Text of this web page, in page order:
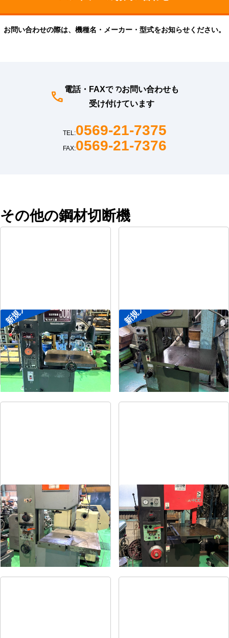
お問い合わせの際は、機種名・メーカー・型式をお知らせください。
電話・FAXでのお問い合わせも
受け付けています
TEL:0569-21-7375
FAX:0569-21-7376
その他の鋼材切断機
新規入荷
コンターマシン
メーカー キヨタ工機
形 式 KY-300
年 -
新規入荷
コンターマシン
メーカー アンドソー
形 式 TA-300
年 式
コンターマシン
メーカー ニコテック
形 NCC-500
年 式1986
コンターマシン
メーカー アマダ
形 式VA-400
年 式1990